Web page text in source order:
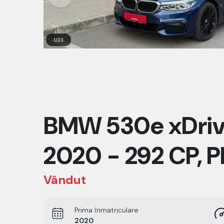
1/23
BMW 530e
2020 - 292 CP,
Vândut
Prima înmatriculare
2020